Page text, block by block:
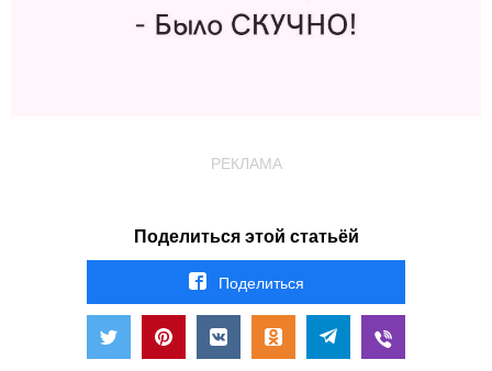
РЕКЛАМА
Поделиться этой статьёй
Поделиться